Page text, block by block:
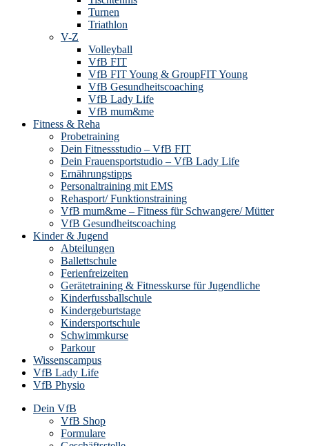
Turnen
Triathlon
V-Z
Volleyball
VfB FIT
VfB FIT Young & GroupFIT Young
VfB Gesundheitscoaching
VfB Lady Life
VfB mum&me
Fitness & Reha
Probetraining
Dein Fitnessstudio – VfB FIT
Dein Frauensportstudio – VfB Lady Life
Ernährungstipps
Personaltraining mit EMS
Rehasport/ Funktionstraining
VfB mum&me – Fitness für Schwangere/ Mütter
VfB Gesundheitscoaching
Kinder & Jugend
Abteilungen
Ballettschule
Ferienfreizeiten
Gerätetraining & Fitnesskurse für Jugendliche
Kinderfussballschule
Kindergeburtstage
Kindersportschule
Schwimmkurse
Parkour
Wissenscampus
VfB Lady Life
VfB Physio
Dein VfB
VfB Shop
Formulare